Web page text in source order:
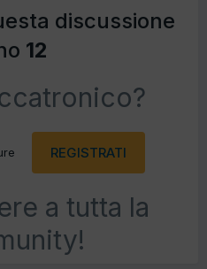
discussione
12
REGISTRATI
a tutta la